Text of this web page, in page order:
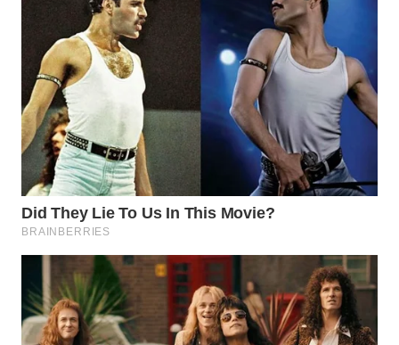
MADURA
WN
SURABAYA
WN
NATUNA
WN
WN
MANDALIKA